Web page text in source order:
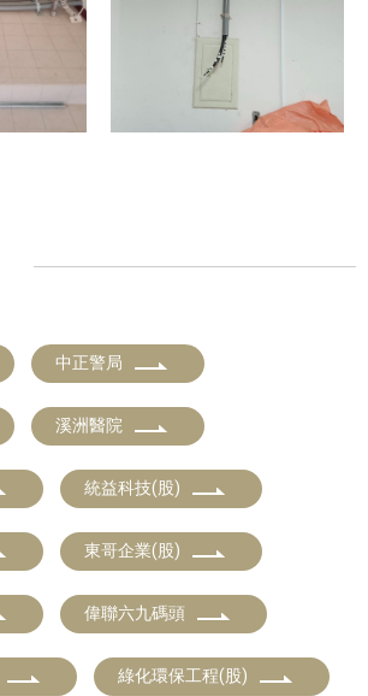
中正警局
溪洲醫院
統益科技(股)
東哥企業(股)
偉聯六九碼頭
綠化環保工程(股)